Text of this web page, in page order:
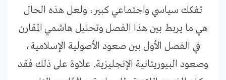
تفكك سياسي واجتماعي كبير، ولعل هذه الحال
هي ما يربط بين هذا الفصل وتحليل هاشمي المقارن
في الفصل الأول بين صعود الأصولية الإسلامية،
وصعود البيوريتانية الإنجليزية. علاوة على ذلك فقد